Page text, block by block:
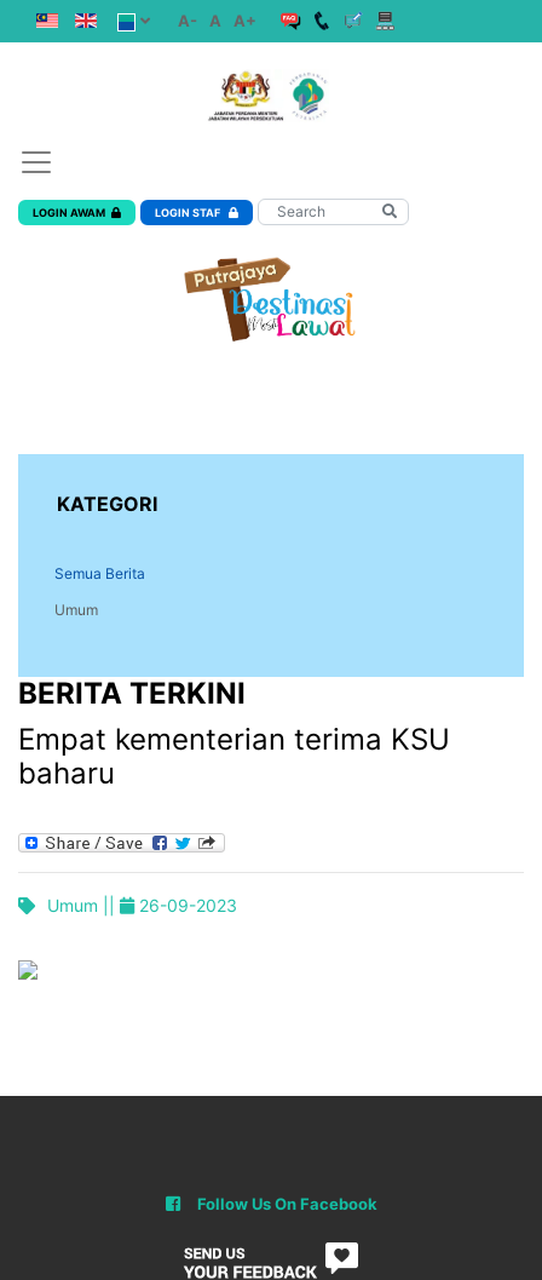
A- A A+
LOGIN AWAM LOGIN STAF
KATEGORI
Semua Berita
Umum
BERITA TERKINI
Empat kementerian terima KSU
baharu
Umum || 26-09-2023
Follow Us On Facebook